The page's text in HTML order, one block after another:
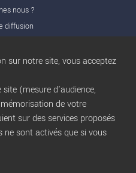
nous ?
diffusion
Pro
Policy
sur notre site, vous acceptez
(mesure d'audience,
de votre
sur des services proposés
ne sont activés que si vous